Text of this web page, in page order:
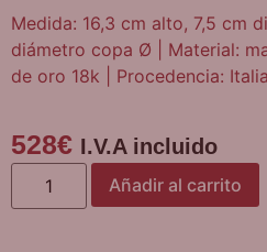
Medida: 16,3 cm alto, 7,5 cm
diámetro copa Ø | Material:
de oro 18k | Procedencia: Italia
528€ I.V.A incluido
Añadir al carrito